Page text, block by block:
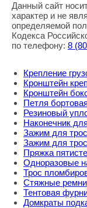
Данный сайт
характер и не
определяемой
Кодекса
по телефону: 8
Крепление
Кронштейн
Кронштейн
Петля
Резиновый
Наконечник
Зажим для
Зажим для
Пряжка
Одноразовые
Трос
Стяжные ремни
Тентовая
Домкраты